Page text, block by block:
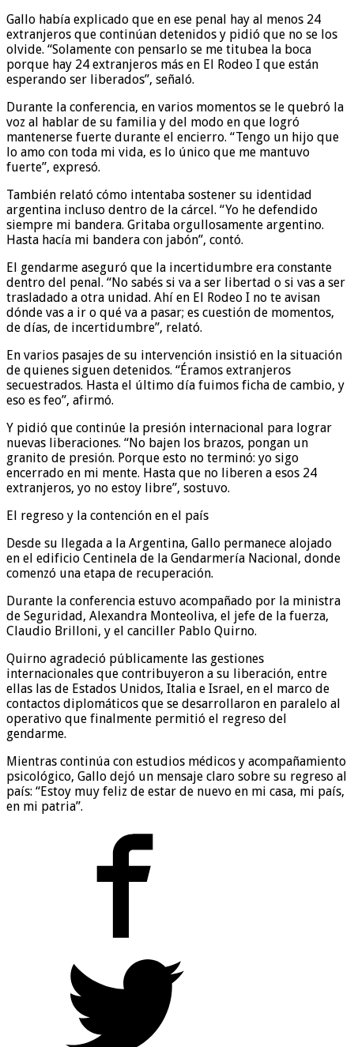
Gallo había explicado que en ese penal hay al menos 24
extranjeros que continúan detenidos y pidió que no se los
olvide. “Solamente con pensarlo se me titubea la boca
porque hay 24 extranjeros más en El Rodeo I que están
esperando ser liberados”, señaló.
Durante la conferencia, en varios momentos se le quebró la
voz al hablar de su familia y del modo en que logró
mantenerse fuerte durante el encierro. “Tengo un hijo que
lo amo con toda mi vida, es lo único que me mantuvo
fuerte”, expresó.
También relató cómo intentaba sostener su identidad
argentina incluso dentro de la cárcel. “Yo he defendido
siempre mi bandera. Gritaba orgullosamente argentino.
Hasta hacía mi bandera con jabón”, contó.
El gendarme aseguró que la incertidumbre era constante
dentro del penal. “No sabés si va a ser libertad o si vas a ser
trasladado a otra unidad. Ahí en El Rodeo I no te avisan
dónde vas a ir o qué va a pasar; es cuestión de momentos,
de días, de incertidumbre”, relató.
En varios pasajes de su intervención insistió en la situación
de quienes siguen detenidos. “Éramos extranjeros
secuestrados. Hasta el último día fuimos ficha de cambio, y
eso es feo”, afirmó.
Y pidió que continúe la presión internacional para lograr
nuevas liberaciones. “No bajen los brazos, pongan un
granito de presión. Porque esto no terminó: yo sigo
encerrado en mi mente. Hasta que no liberen a esos 24
extranjeros, yo no estoy libre”, sostuvo.
El regreso y la contención en el país
Desde su llegada a la Argentina, Gallo permanece alojado
en el edificio Centinela de la Gendarmería Nacional, donde
comenzó una etapa de recuperación.
Durante la conferencia estuvo acompañado por la ministra
de Seguridad, Alexandra Monteoliva, el jefe de la fuerza,
Claudio Brilloni, y el canciller Pablo Quirno.
Quirno agradeció públicamente las gestiones
internacionales que contribuyeron a su liberación, entre
ellas las de Estados Unidos, Italia e Israel, en el marco de
contactos diplomáticos que se desarrollaron en paralelo al
operativo que finalmente permitió el regreso del
gendarme.
Mientras continúa con estudios médicos y acompañamiento
psicológico, Gallo dejó un mensaje claro sobre su regreso al
país: “Estoy muy feliz de estar de nuevo en mi casa, mi país,
en mi patria”.